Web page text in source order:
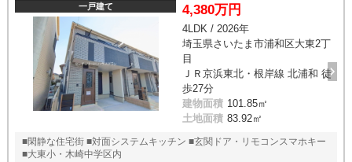
一戸建て 4,380万円
4LDK / 2026年
埼玉県さいたま市浦和区大東2丁
目
ＪＲ京浜東北・根岸線 北浦和 徒
歩27分
建物面積 101.85㎡
土地面積 83.92㎡
■閑静な住宅街 ■対面システムキッチン ■玄関ドア・リモコンスマホキー
■大東小・木崎中学区内